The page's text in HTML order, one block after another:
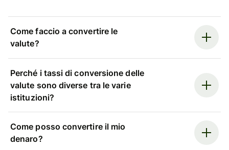
Come faccio a convertire le
valute?
Perché i tassi di conversione delle
valute sono diverse tra le varie
istituzioni?
Come posso convertire il mio
denaro?